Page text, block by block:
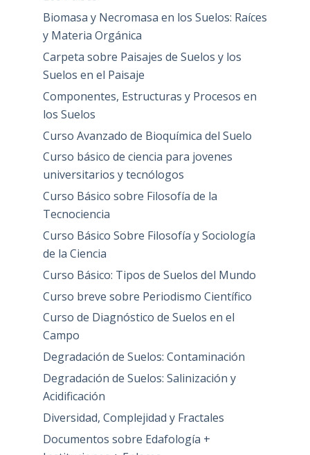
Biomasa y Necromasa en los Suelos: Raíces
y Materia Orgánica
Carpeta sobre Paisajes de Suelos y los
Suelos en el Paisaje
Componentes, Estructuras y Procesos en
los Suelos
Curso Avanzado de Bioquímica del Suelo
Curso básico de ciencia para jovenes
universitarios y tecnólogos
Curso Básico sobre Filosofía de la
Tecnociencia
Curso Básico Sobre Filosofía y Sociología
de la Ciencia
Curso Básico: Tipos de Suelos del Mundo
Curso breve sobre Periodismo Científico
Curso de Diagnóstico de Suelos en el
Campo
Degradación de Suelos: Contaminación
Degradación de Suelos: Salinización y
Acidificación
Diversidad, Complejidad y Fractales
Documentos sobre Edafología +